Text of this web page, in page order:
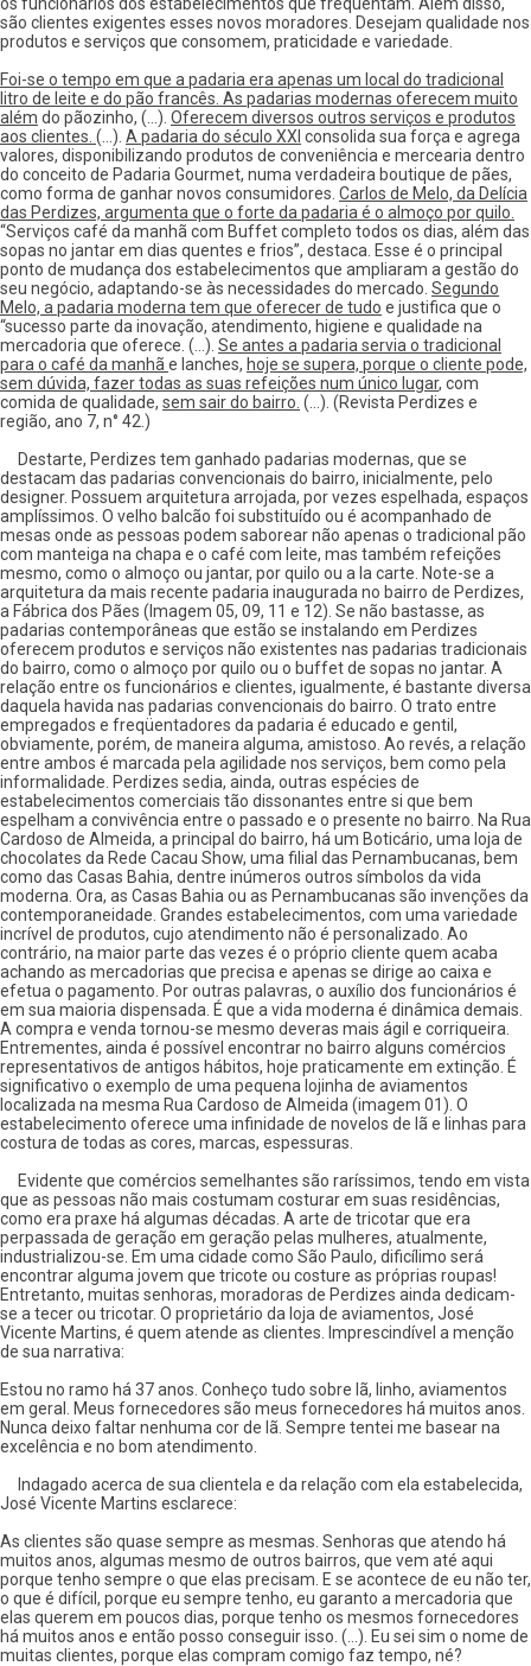
são clientes exigentes esses novos moradores. Desejam qualidade nos
produtos e serviços que consomem, praticidade e variedade.
Foi-se o tempo em que a padaria era apenas um local do tradicional
litro de leite e do pão francês. As padarias modernas oferecem muito
além do pãozinho, (...). Oferecem diversos outros serviços e produtos
aos clientes. (...). A padaria do século XXI consolida sua força e agrega
valores, disponibilizando produtos de conveniência e mercearia dentro
do conceito de Padaria Gourmet, numa verdadeira boutique de pães,
como forma de ganhar novos consumidores. Carlos de Melo, da Delícia
das Perdizes, argumenta que o forte da padaria é o almoço por quilo.
“Serviços café da manhã com Buffet completo todos os dias, além das
sopas no jantar em dias quentes e frios”, destaca. Esse é o principal
ponto de mudança dos estabelecimentos que ampliaram a gestão do
seu negócio, adaptando-se às necessidades do mercado. Segundo
Melo, a padaria moderna tem que oferecer de tudo e justifica que o
“sucesso parte da inovação, atendimento, higiene e qualidade na
mercadoria que oferece. (...). Se antes a padaria servia o tradicional
para o café da manhã e lanches, hoje se supera, porque o cliente pode,
sem dúvida, fazer todas as suas refeições num único lugar, com
comida de qualidade, sem sair do bairro. (...). (Revista Perdizes e
região, ano 7, n° 42.)
Destarte, Perdizes tem ganhado padarias modernas, que se
destacam das padarias convencionais do bairro, inicialmente, pelo
designer. Possuem arquitetura arrojada, por vezes espelhada, espaços
amplíssimos. O velho balcão foi substituído ou é acompanhado de
mesas onde as pessoas podem saborear não apenas o tradicional pão
com manteiga na chapa e o café com leite, mas também refeições
mesmo, como o almoço ou jantar, por quilo ou a la carte. Note-se a
arquitetura da mais recente padaria inaugurada no bairro de Perdizes,
a Fábrica dos Pães (Imagem 05, 09, 11 e 12). Se não bastasse, as
padarias contemporâneas que estão se instalando em Perdizes
oferecem produtos e serviços não existentes nas padarias tradicionais
do bairro, como o almoço por quilo ou o buffet de sopas no jantar. A
relação entre os funcionários e clientes, igualmente, é bastante diversa
daquela havida nas padarias convencionais do bairro. O trato entre
empregados e freqüentadores da padaria é educado e gentil,
obviamente, porém, de maneira alguma, amistoso. Ao revés, a relação
entre ambos é marcada pela agilidade nos serviços, bem como pela
informalidade. Perdizes sedia, ainda, outras espécies de
estabelecimentos comerciais tão dissonantes entre si que bem
espelham a convivência entre o passado e o presente no bairro. Na Rua
Cardoso de Almeida, a principal do bairro, há um Boticário, uma loja de
chocolates da Rede Cacau Show, uma filial das Pernambucanas, bem
como das Casas Bahia, dentre inúmeros outros símbolos da vida
moderna. Ora, as Casas Bahia ou as Pernambucanas são invenções da
contemporaneidade. Grandes estabelecimentos, com uma variedade
incrível de produtos, cujo atendimento não é personalizado. Ao
contrário, na maior parte das vezes é o próprio cliente quem acaba
achando as mercadorias que precisa e apenas se dirige ao caixa e
efetua o pagamento. Por outras palavras, o auxílio dos funcionários é
em sua maioria dispensada. É que a vida moderna é dinâmica demais.
A compra e venda tornou-se mesmo deveras mais ágil e corriqueira.
Entrementes, ainda é possível encontrar no bairro alguns comércios
representativos de antigos hábitos, hoje praticamente em extinção. É
significativo o exemplo de uma pequena lojinha de aviamentos
localizada na mesma Rua Cardoso de Almeida (imagem 01). O
estabelecimento oferece uma infinidade de novelos de lã e linhas para
costura de todas as cores, marcas, espessuras.
Evidente que comércios semelhantes são raríssimos, tendo em vista
que as pessoas não mais costumam costurar em suas residências,
como era praxe há algumas décadas. A arte de tricotar que era
perpassada de geração em geração pelas mulheres, atualmente,
industrializou-se. Em uma cidade como São Paulo, dificílimo será
encontrar alguma jovem que tricote ou costure as próprias roupas!
Entretanto, muitas senhoras, moradoras de Perdizes ainda dedicam-
se a tecer ou tricotar. O proprietário da loja de aviamentos, José
Vicente Martins, é quem atende as clientes. Imprescindível a menção
de sua narrativa:
Estou no ramo há 37 anos. Conheço tudo sobre lã, linho, aviamentos
em geral. Meus fornecedores são meus fornecedores há muitos anos.
Nunca deixo faltar nenhuma cor de lã. Sempre tentei me basear na
excelência e no bom atendimento.
Indagado acerca de sua clientela e da relação com ela estabelecida,
José Vicente Martins esclarece:
As clientes são quase sempre as mesmas. Senhoras que atendo há
muitos anos, algumas mesmo de outros bairros, que vem até aqui
porque tenho sempre o que elas precisam. E se acontece de eu não ter,
o que é difícil, porque eu sempre tenho, eu garanto a mercadoria que
elas querem em poucos dias, porque tenho os mesmos fornecedores
há muitos anos e então posso conseguir isso. (...). Eu sei sim o nome de
muitas clientes, porque elas compram comigo faz tempo, né?